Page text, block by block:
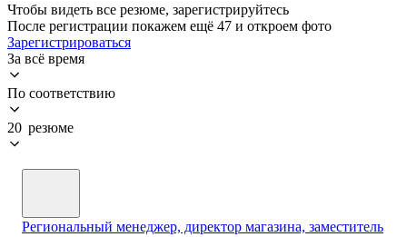
Чтобы видеть все резюме, зарегистрируйтесь
После регистрации покажем ещё 47 и откроем фото
Зарегистрироваться
За всё время
По соответствию
20 резюме
Региональный менеджер, директор магазина, заместитель